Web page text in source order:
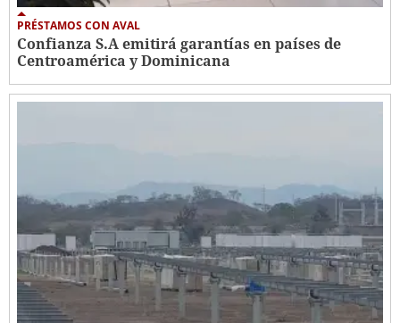
PRÉSTAMOS CON AVAL
Confianza S.A emitirá garantías en países de
Centroamérica y Dominicana